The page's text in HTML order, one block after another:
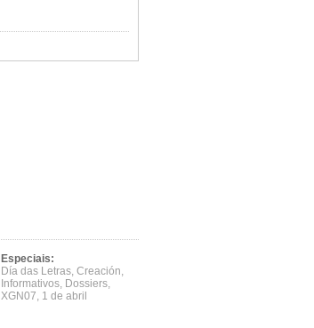
Especiais:
Día das Letras, Creación,
Informativos, Dossiers,
XGN07, 1 de abril